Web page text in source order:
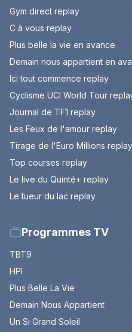
Gym direct replay
C à vous replay
Plus belle la vie en avance
Demain nous appartient en
Ici tout commence replay
Cyclisme UCI World Tour
Journal de TF1 replay
Les Feux de l'amour replay
Tirage de l'Euro Millions replay
Top courses replay
Le live du Quinté+ replay
Le tueur du lac replay
Programmes TV
TBT9
HPI
Plus Belle La Vie
Demain Nous Appartient
Un Si Grand Soleil